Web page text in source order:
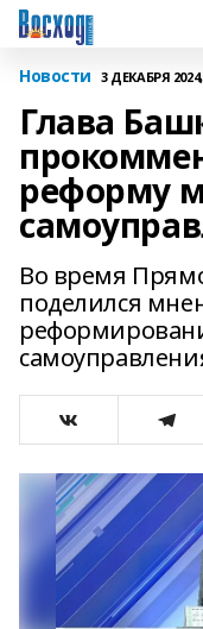
Новости 3 ДЕКАБРЯ 2024,
Глава
реформу
Во время
поделился